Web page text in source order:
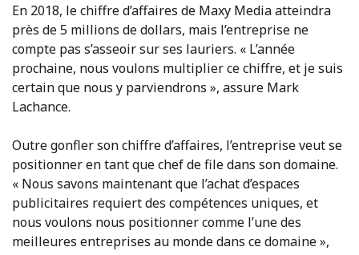
En 2018, le chiffre d’affaires de Maxy Media atteindra
près de 5 millions de dollars, mais l’entreprise ne
compte pas s’asseoir sur ses lauriers. « L’année
prochaine, nous voulons multiplier ce chiffre, et je suis
certain que nous y parviendrons », assure Mark
Lachance.
Outre gonfler son chiffre d’affaires, l’entreprise veut se
positionner en tant que chef de file dans son domaine.
« Nous savons maintenant que l’achat d’espaces
publicitaires requiert des compétences uniques, et
nous voulons nous positionner comme l’une des
meilleures entreprises au monde dans ce domaine »,